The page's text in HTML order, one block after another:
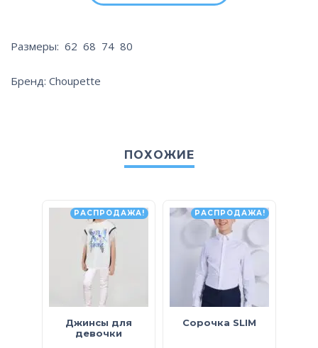
Размеры: 62 68 74 80
Бренд: Choupette
ПОХОЖИЕ
РАСПРОДАЖА!
Джинсы для
девочки
РАСПРОДАЖА!
Сорочка SLIM